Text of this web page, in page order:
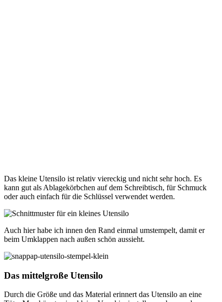
Das kleine Utensilo ist relativ viereckig und nicht sehr hoch. Es
kann gut als Ablagekörbchen auf dem Schreibtisch, für Schmuck
oder auch einfach für die Schlüssel verwendet werden.
Auch hier habe ich innen den Rand einmal umstempelt, damit er
beim Umklappen nach außen schön aussieht.
Das mittelgroße Utensilo
Durch die Größe und das Material erinnert das Utensilo an eine